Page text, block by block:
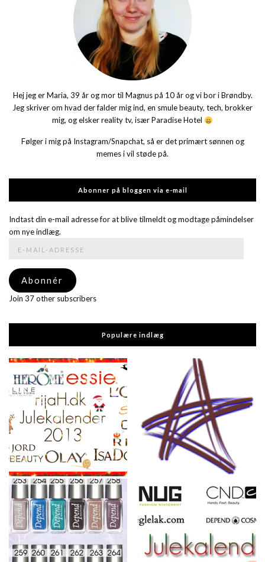
Hej jeg er Maria, 39 år og mor til Magnus på 10 år og vi bor i Brøndby.
Jeg skriver om hvad der falder mig ind, en smule beauty, tech, brokker
mig, og elsker reality tv, især Paradise Hotel
Følger i mig på Instagram/Snapchat, så er det primært sønnen og
memes i vil støde på.
Abonner på bloggen via e-mail
Indtast din e-mail adresse for at blive tilmeldt og modtage påmindelser
om nye indlæg.
adresse
Abonnér
Join 37 other subscribers
Populære indlæg